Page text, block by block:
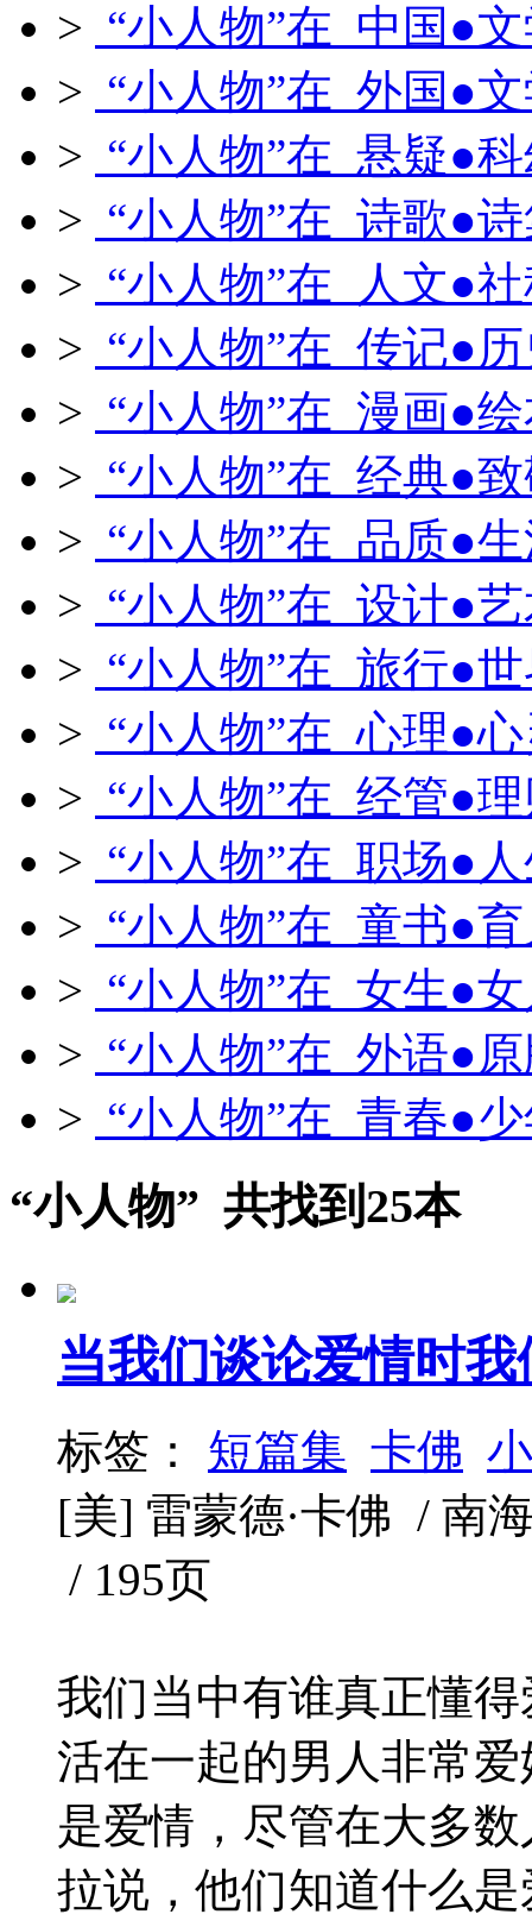
> “小人物”在 中国●
> “小人物”在 外国●
> “小人物”在 悬疑●
> “小人物”在 诗歌●
> “小人物”在 人文●
> “小人物”在 传记●
> “小人物”在 漫画●
> “小人物”在 经典●
> “小人物”在 品质●
> “小人物”在 设计●
> “小人物”在 旅行●
> “小人物”在 心理●
> “小人物”在 经管●
> “小人物”在 职场●
> “小人物”在 童书●
> “小人物”在 女生●
> “小人物”在 外语●
> “小人物”在 青春●
“小人物” 共找到25本
当我们谈论爱情时
标签： 短篇集 卡佛
[美] 雷蒙德·卡佛 / 南
/ 195页
我们当中有谁真正懂
活在一起的男人非常
是爱情，尽管在大多
拉说，他们知道什么